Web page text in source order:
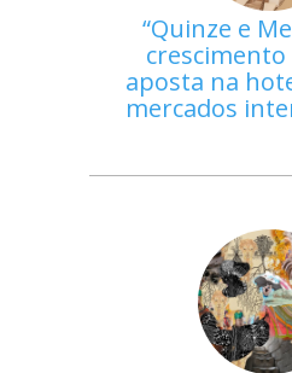
Quinze e
aposta na
mercados